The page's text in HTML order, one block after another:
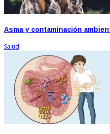
Asma y contaminación
Salud